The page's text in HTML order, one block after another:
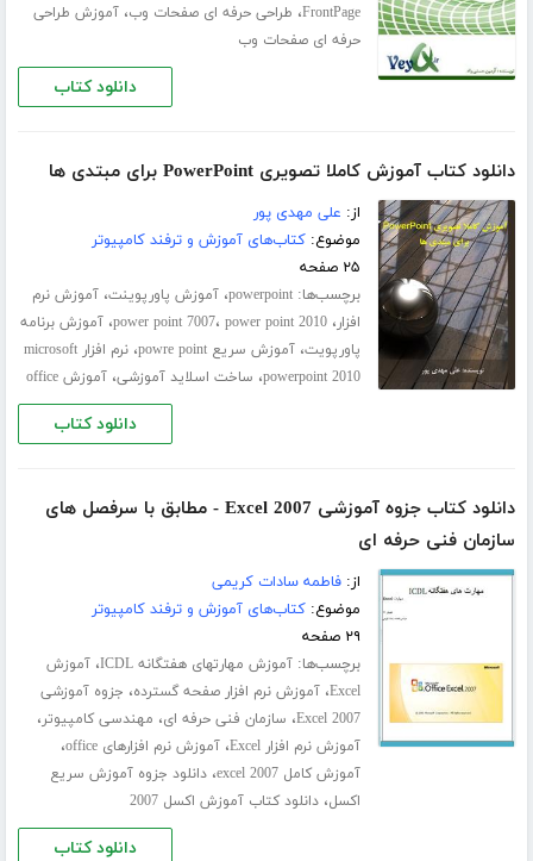
FrontPage، طراحی حرفه ای صفحات وب،آموزش طراحی
حرفه ای صفحات وب
دانلود کتاب
دانلود کتاب آموزش کاملا تصویری PowerPoint برای مبتدی ها
از: علی مهدی پور
موضوع:کتاب‌های آموزش و ترفند کامپیوتر
۲۵ صفحه
برچسب‌ها:powerpoint،آموزش پاورپوینت،آموزش نرم
افزار، power point 7007، power point 2010 ،آموزش برنامه
پاورپویت،آموزش سریع powre point ،
نرم افزار microsoft
powerpoint 2010، ساخت اسلاید آموزشی،آموزش office
دانلود کتاب
دانلود کتاب جزوه آموزشی Excel 2007 - مطابق با سرفصل های
سازمان فنی حرفه ای
از:فاطمه سادات کریمی
موضوع:کتاب‌های آموزش و ترفند کامپیوتر
۲۹ صفحه
برچسب‌ها:آموزش مهارتهای هفتگانه ICDL ،آموزش
Excel،آموزش نرم افزار صفحه گسترده، جزوه آموزشی
Excel 2007، سازمان فنی حرفه ای، مهندسی کامپیوتر،
آموزش نرم افزار Excel ،آموزش نرم افزارهای office ،
آموزش کامل excel 2007 ،دانلود جزوه آموزش سریع
اکسل،دانلود کتاب آموزش اکسل 2007
دانلود کتاب